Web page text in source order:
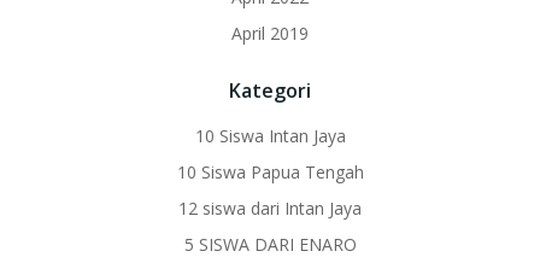
April 2019
Kategori
10 Siswa Intan Jaya
10 Siswa Papua Tengah
12 siswa dari Intan Jaya
5 SISWA DARI ENARO